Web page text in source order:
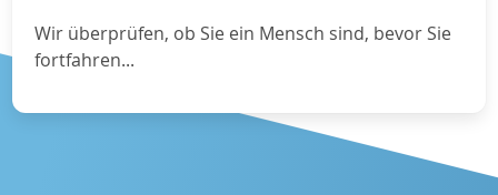
Wir überprüfen, ob Sie ein Mensch sind, bevor Sie
fortfahren...